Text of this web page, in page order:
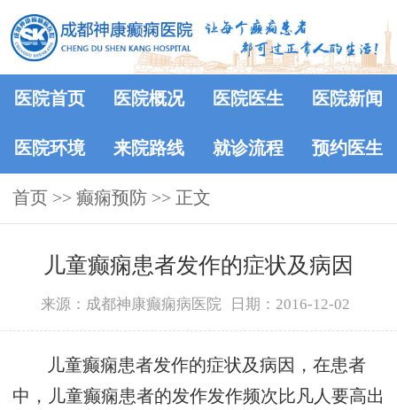
医院首页 医院概况 医院医生 医院新闻
医院环境 来院路线 就诊流程 预约医生
首页 >> 癫痫预防 >> 正文
儿童癫痫患者发作的症状及病因
来源：成都神康癫痫病医院 日期：2016-12-02
儿童癫痫患者发作的症状及病因，在患者
中，儿童癫痫患者的发作发作频次比凡人要高出